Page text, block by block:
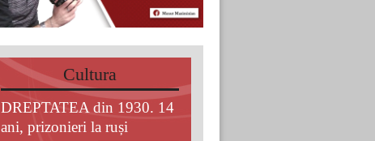
Cultura
DREPTATEA din 1930. 14
ani, prizonieri la ruși